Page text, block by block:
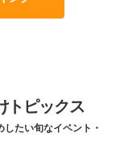
トピックス
たい旬なイベント・